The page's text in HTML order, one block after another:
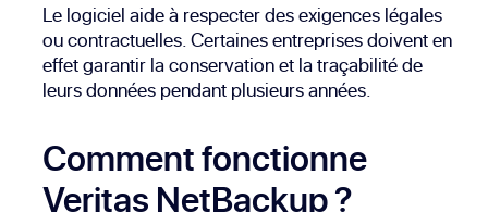
Le logiciel aide à respecter des exigences légales
ou contractuelles. Certaines entreprises doivent en
effet garantir la conservation et la traçabilité de
leurs données pendant plusieurs années.
Comment fonctionne
Veritas NetBackup ?